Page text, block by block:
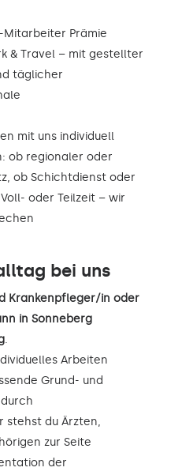
Prämie
& Travel – mit gestellter
täglicher
mit uns individuell
ob regionaler oder
ob Schichtdienst oder
oder Teilzeit – wir
bei uns
Krankenpfleger/in oder
in Sonneberg
.
Arbeiten
Grund- und
stehst du Ärzten,
zur Seite
der